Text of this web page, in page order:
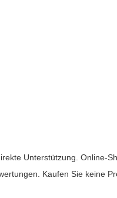
Unterstützung. Online-
Kaufen Sie keine